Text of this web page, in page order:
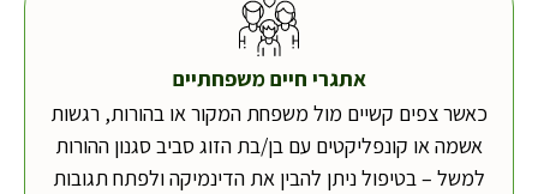
אתגרי חיים משפחתיים
כאשר צפים קשיים מול משפחת המקור או בהורות, רגשות
אשמה או קונפליקטים עם בן/בת הזוג סביב סגנון ההורות
למשל – בטיפול ניתן להבין את הדינמיקה ולפתח תגובות